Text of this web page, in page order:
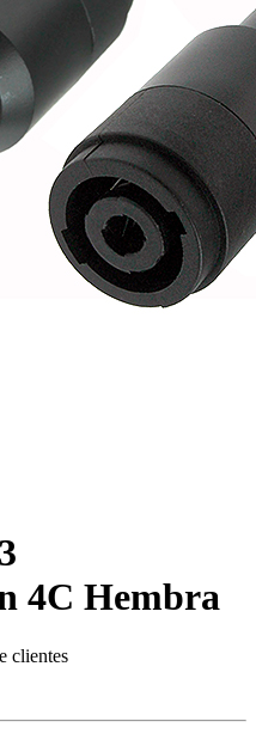
4C Hembra
clientes